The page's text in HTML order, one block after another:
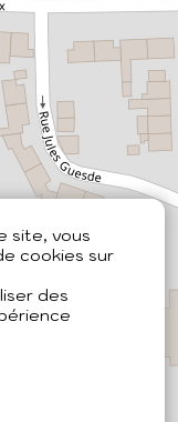
site, vous
cookies sur
des